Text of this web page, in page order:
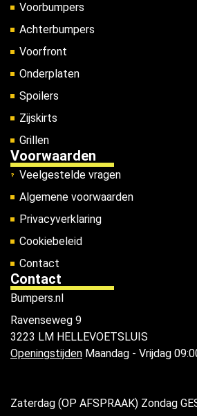
Voorbumpers
Achterbumpers
Voorfront
Onderplaten
Spoilers
Zijskirts
Grillen
Voorwaarden
Veelgestelde vragen
Algemene voorwaarden
Privacyverklaring
Cookiebeleid
Contact
Contact
Bumpers.nl
Ravenseweg 9
3223 LM HELLEVOETSLUIS
Openingstijden Maandag - Vrijdag
Zaterdag (OP AFSPRAAK) Zondag